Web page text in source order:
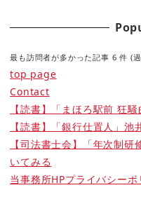
最も訪問者が多かった記事 6 件 (
top page
Contact
【読書】「まほろ駅前 狂
【読書】「銀行仕置人」池
【司法書士会】「年次制
いてみる
当事務所HPプライバシーポ